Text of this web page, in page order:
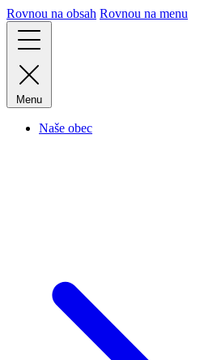
Rovnou na obsah Rovnou na menu
Menu
Naše obec